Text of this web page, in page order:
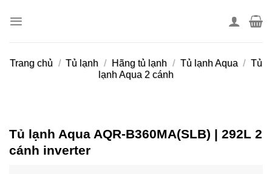
Trang chủ / Tủ lạnh / Hãng tủ lạnh / Tủ lạnh Aqua / Tủ
lạnh Aqua 2 cánh
Tủ lạnh Aqua AQR-B360MA(SLB) | 292L 2
cánh inverter